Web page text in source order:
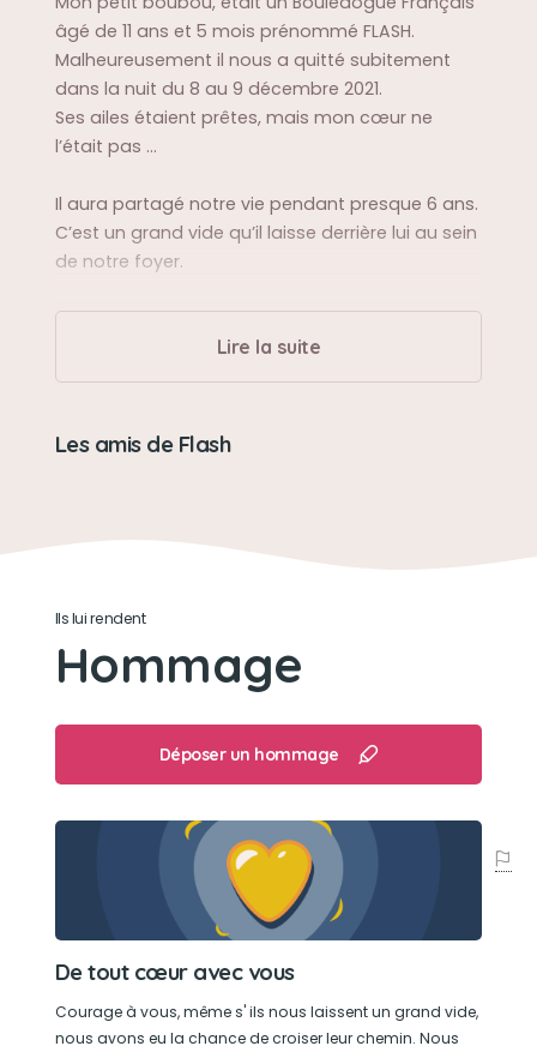
âgé de 11 ans et 5 mois prénommé FLASH.
Malheureusement il nous a quitté subitement
dans la nuit du 8 au 9 décembre 2021.
Ses ailes étaient prêtes, mais mon cœur ne
l’était pas …
Il aura partagé notre vie pendant presque 6 ans.
C’est un grand vide qu’il laisse derrière lui au sein
de notre foyer.
A jamais dans nos coeurs
Lire la suite
Les amis de Flash
Ils lui rendent
Hommage
Déposer un hommage
De tout cœur avec vous
Courage à vous, même s' ils nous laissent un grand vide,
nous avons eu la chance de croiser leur chemin. Nous